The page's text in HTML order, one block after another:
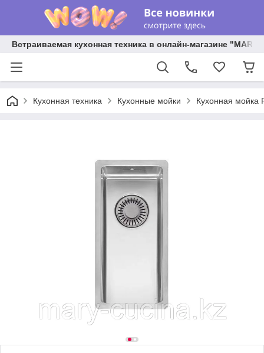
Встраиваемая кухонная техника в онлайн-магазине "MARY
Кухонная техника Кухонные мойки Кухонная мойка